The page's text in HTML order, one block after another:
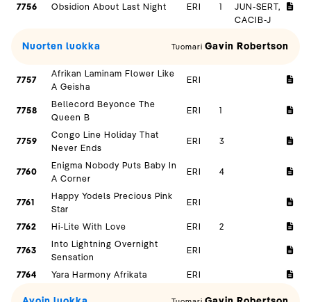
7756 Obsidion About Last Night ERI 1
JUN-SERT,
CACIB-J
Nuorten luokka Tuomari Gavin Robertson
7757
Afrikan Laminam Flower Like
A Geisha
ERI
7758
Bellecord Beyonce The
Queen B
ERI 1
7759
Congo Line Holiday That
Never Ends
ERI 3
7760
Enigma Nobody Puts Baby In
A Corner
ERI 4
7761
Happy Yodels Precious Pink
Star
ERI
7762 Hi-Lite With Love ERI 2
7763
Into Lightning Overnight
Sensation
ERI
7764 Yara Harmony Afrikata ERI